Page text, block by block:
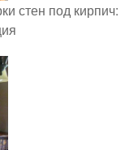
стен под кирпич: